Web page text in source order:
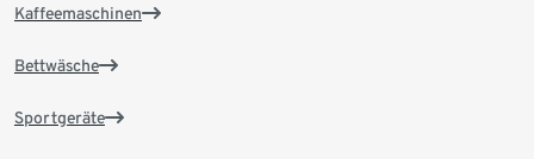
Kaffeemaschinen
Bettwäsche
Sportgeräte